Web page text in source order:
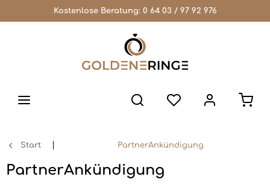
Kostenlose Beratung: 0 64 03 / 97 92 976
Start PartnerAnkündigung
PartnerAnkündigung